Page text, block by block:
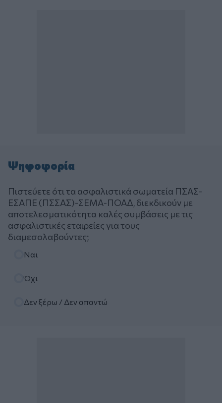
Ψηφοφορία
Πιστεύετε ότι τα ασφαλιστικά σωματεία ΠΣΑΣ-
ΕΣΑΠΕ (ΠΣΣΑΣ)-ΣΕΜΑ-ΠΟΑΔ, διεκδικούν με
αποτελεσματικότητα καλές συμβάσεις με τις
ασφαλιστικές εταιρείες για τους
διαμεσολαβούντες;
Ναι
Όχι
Δεν ξέρω / Δεν απαντώ